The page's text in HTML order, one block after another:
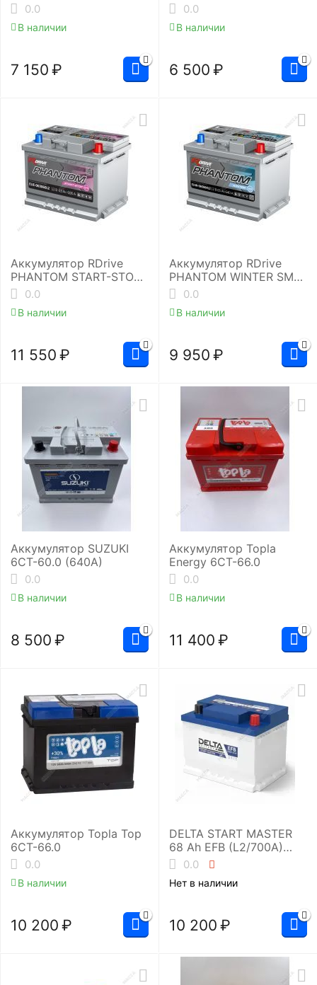
0.0
В наличии
7 150 ₽
0.0
В наличии
6 500 ₽
Аккумулятор RDrive
PHANTOM START-STOP
EFB EUE-063060L2
0.0
В наличии
11 550 ₽
Аккумулятор RDrive
PHANTOM WINTER SMF
EUW-065064L2
0.0
В наличии
9 950 ₽
Аккумулятор SUZUKI
6СТ-60.0 (640A)
0.0
В наличии
8 500 ₽
Аккумулятор Topla
Energy 6СТ-66.0
0.0
В наличии
11 400 ₽
Аккумулятор Topla Top
6СТ-66.0
0.0
В наличии
10 200 ₽
DELTA START MASTER
68 Ah EFB (L2/700A)
Аккумуляторная
0.0
Нет в наличии
10 200 ₽